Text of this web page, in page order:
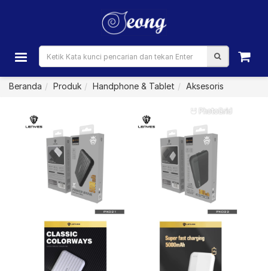
Beranda Produk Handphone & Tablet Aksesoris